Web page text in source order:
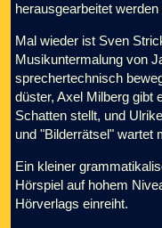
herausgearbeitet
Mal wieder ist Sven
Musikuntermalung von
sprechertechnisch
düster, Axel Milberg gibt
Schatten stellt, und
und "Bilderrätsel" wartet
Ein kleiner
Hörspiel auf hohem
Hörverlags einreiht.